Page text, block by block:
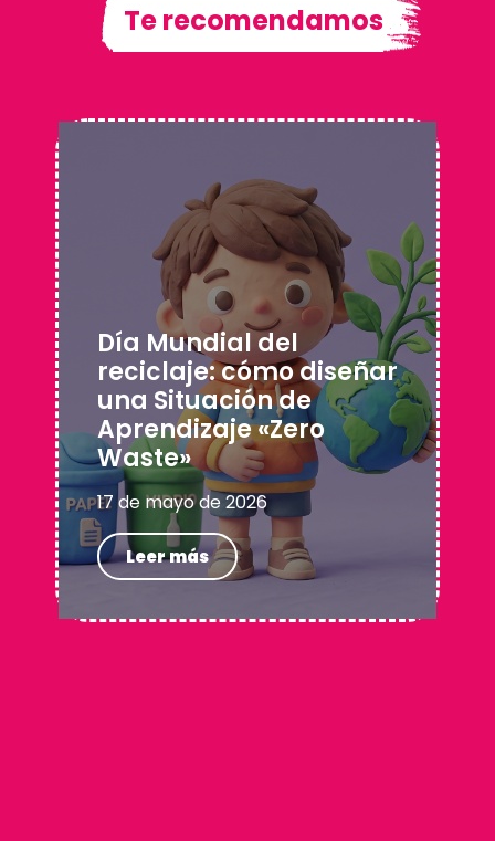
Te recomendamos
Día Mundial del
reciclaje: cómo diseñar
una Situación de
Aprendizaje «Zero
Waste»
17 de mayo de 2026
Leer más